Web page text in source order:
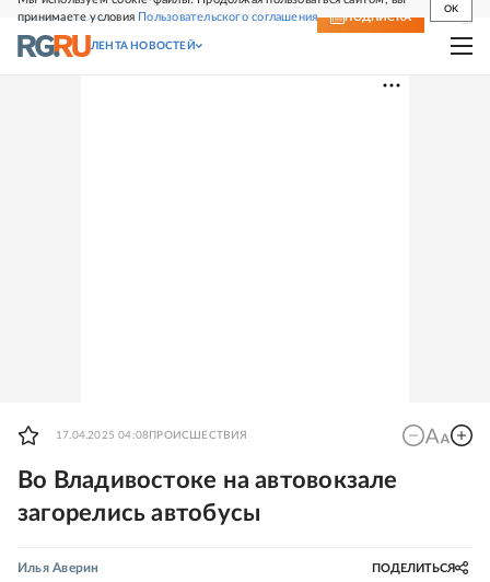
принимаете условия Пользовательского соглашения
OK
СВЕЖИЙ НОМЕР ПОДПИСКА
ЛЕНТА НОВОСТЕЙ
17.04.2025 04:08 ПРОИСШЕСТВИЯ
Во Владивостоке на автовокзале
загорелись автобусы
Илья Аверин ПОДЕЛИТЬСЯ